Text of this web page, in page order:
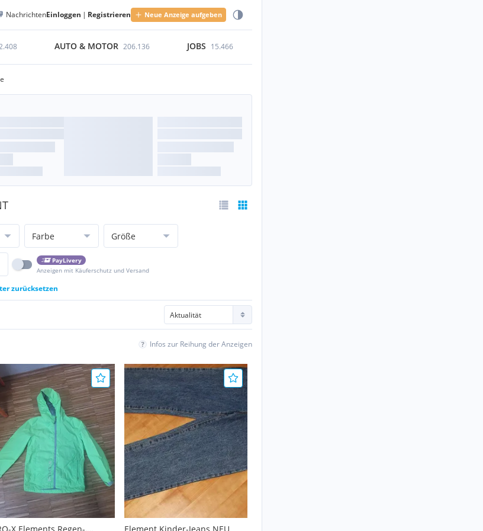
NachrichtenEinloggen | Registrieren Neue Anzeige aufgeben
AUTO & MOTOR 206.136 JOBS 15.466
Farbe Größe
PayLivery
Anzeigen mit Käuferschutz und Versand
zurücksetzen
Infos zur Reihung der Anzeigen